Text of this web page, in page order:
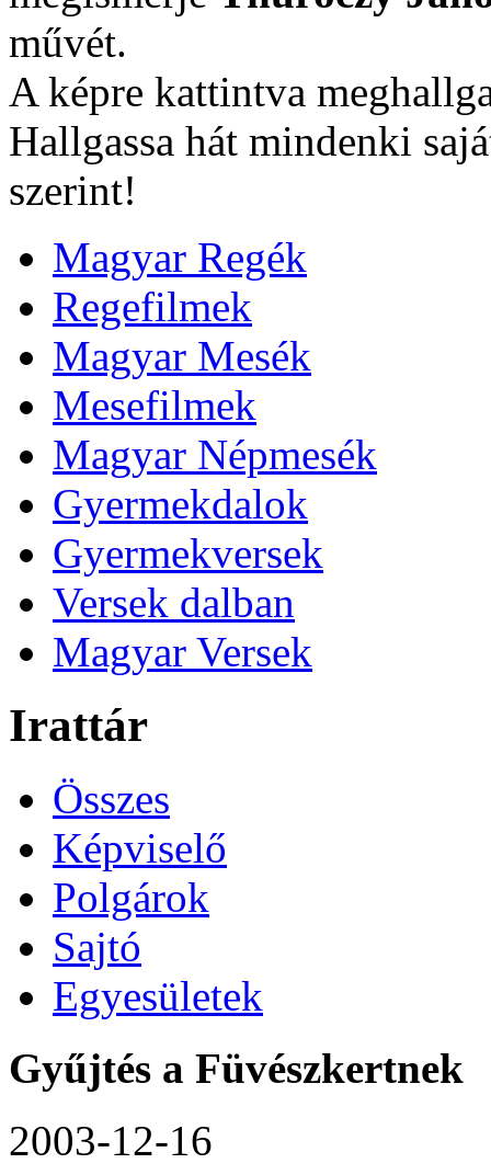
művét.
A képre kattintva
Hallgassa hát mindenki
szerint!
Magyar Regék
Regefilmek
Magyar Mesék
Mesefilmek
Magyar Népmesék
Gyermekdalok
Gyermekversek
Versek dalban
Magyar Versek
Irattár
Összes
Képviselő
Polgárok
Sajtó
Egyesületek
Gyűjtés a Füvészkertnek
2003-12-16